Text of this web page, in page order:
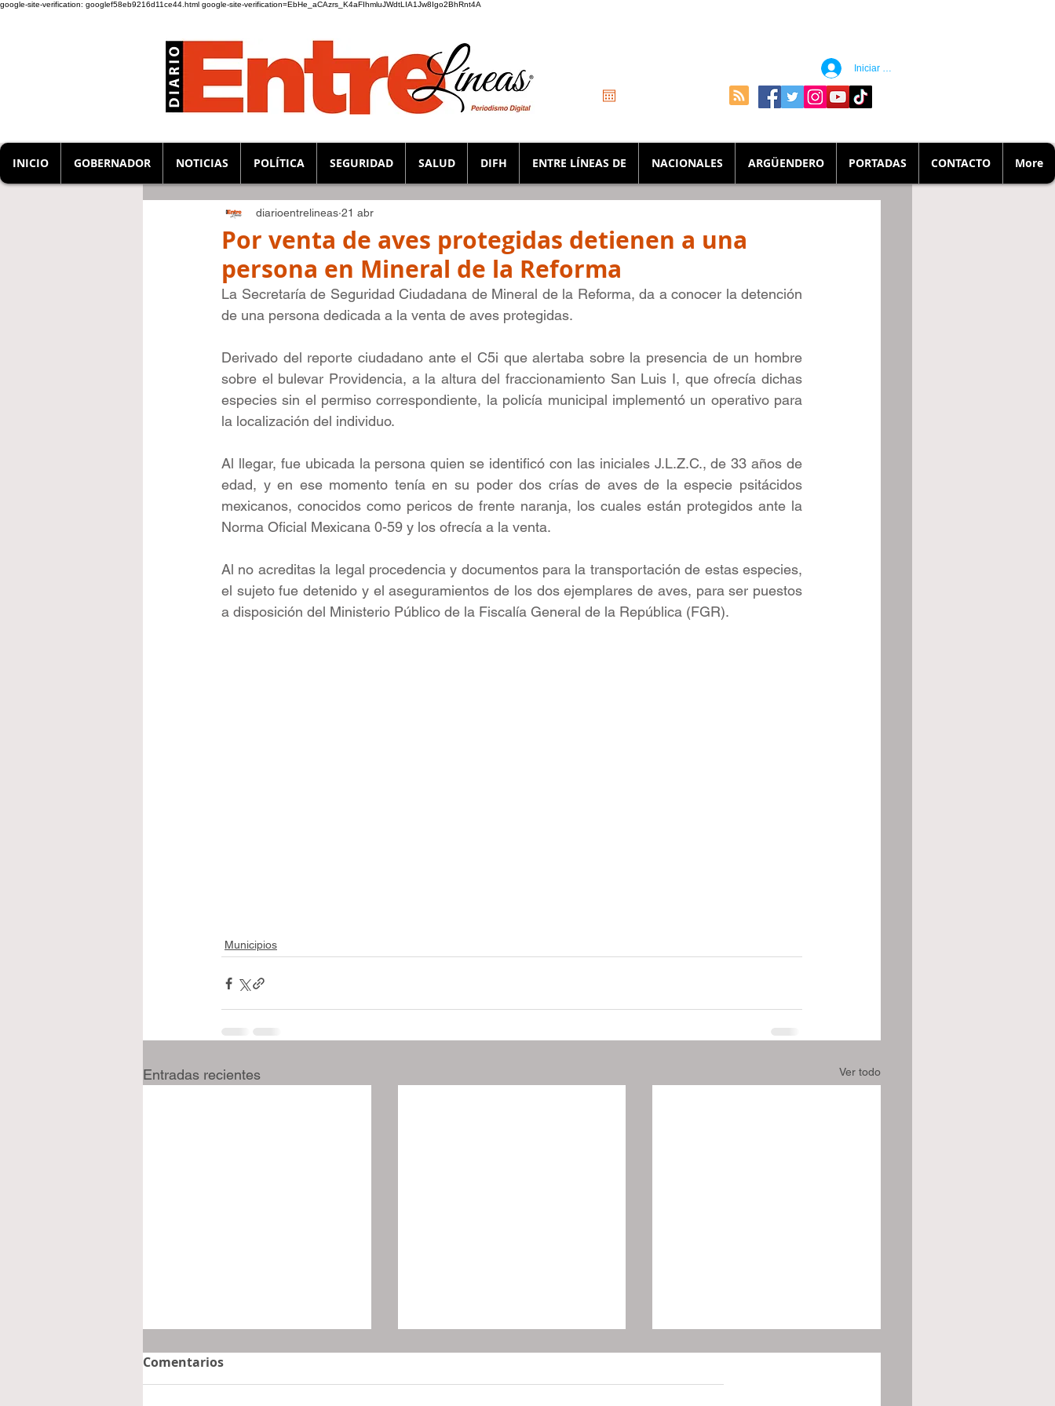
google-site-verification: googlef58eb9216d11ce44.html google-site-verification=EbHe_aCAzrs_K4aFIhmluJWdtLIA1Jw8Igo2BhRnt4A
Iniciar sesión
INICIO GOBERNADOR NOTICIAS POLÍTICA SEGURIDAD SALUD DIFH ENTRE LÍNEAS DE NACIONALES ARGÜENDERO PORTADAS CONTACTO More
Por venta de aves protegidas detienen a una
persona en Mineral de la Reforma
diarioentrelineas 21 abr
La Secretaría de Seguridad Ciudadana de Mineral de la Reforma, da a conocer la detención
de una persona dedicada a la venta de aves protegidas.
Derivado del reporte ciudadano ante el C5i que alertaba sobre la presencia de un hombre
sobre el bulevar Providencia, a la altura del fraccionamiento San Luis I, que ofrecía dichas
especies sin el permiso correspondiente, la policía municipal implementó un operativo para
la localización del individuo.
Al llegar, fue ubicada la persona quien se identificó con las iniciales J.L.Z.C., de 33 años de
edad, y en ese momento tenía en su poder dos crías de aves de la especie psitácidos
mexicanos, conocidos como pericos de frente naranja, los cuales están protegidos ante la
Norma Oficial Mexicana 0-59 y los ofrecía a la venta.
Al no acreditas la legal procedencia y documentos para la transportación de estas especies,
el sujeto fue detenido y el aseguramientos de los dos ejemplares de aves, para ser puestos
a disposición del Ministerio Público de la Fiscalía General de la República (FGR).
Municipios
Entradas recientes Ver todo
Comentarios